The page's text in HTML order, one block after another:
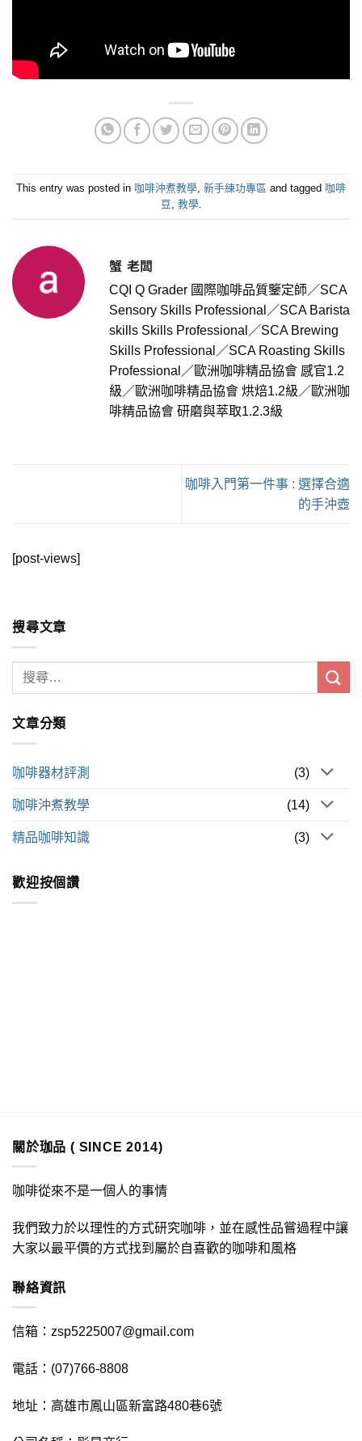
This entry was posted in 咖啡沖煮教學 新手練功專區 and tagged 咖啡
豆 教學
蟹 老闆
CQI Q Grader 國際咖啡品質鑒定師／SCA
Sensory Skills Professional／SCA Barista
skills Skills Professional／SCA Brewing
Skills Professional／SCA Roasting Skills
Professional／歐洲咖啡精品協會 感官1.2
級／歐洲咖啡精品協會 烘焙1.2級／歐洲咖
啡精品協會 研磨與萃取1.2.3級
咖啡入門第一件事 : 選擇合適
的手沖壺
[post-views]
搜尋文章
文章分類
咖啡器材評測 (3)
咖啡沖煮教學 (14)
精品咖啡知識 (3)
歡迎按個讚
關於珈品 ( SINCE 2014)
咖啡從來不是一個人的事情
我們致力於以理性的方式研究咖啡，並在感性品嘗過程中讓
大家以最平價的方式找到屬於自喜歡的咖啡和風格
聯絡資訊
信箱：zsp5225007@gmail.com
電話：(07)766-8808
地址：高雄市鳳山區新富路480巷6號